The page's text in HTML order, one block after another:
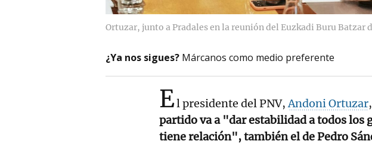
Ortuzar, junto a Pradales en la reunión del Euzkadi Buru Batzar
¿Ya nos sigues? Márcanos como medio preferente
El presidente del PNV,Andoni Ortuzar
partido va a "dar estabilidad a todos los
tiene relación", también el de Pedro